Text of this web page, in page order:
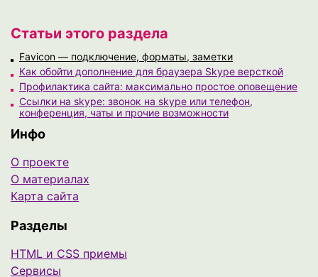
Статьи этого раздела
Favicon — подключение, форматы, заметки
Как обойти дополнение для браузера Skype версткой
Профилактика сайта: максимально простое оповещение
Ссылки на skype: звонок на skype или телефон,
конференция, чаты и прочие возможности
Инфо
О проекте
О материалах
Карта сайта
Разделы
HTML и CSS приемы
Сервисы